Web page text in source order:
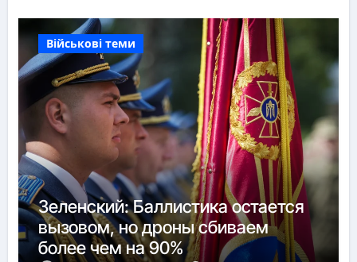
Військові теми
Зеленский: Баллистика остается
вызовом, но дроны сбиваем
более чем на 90%